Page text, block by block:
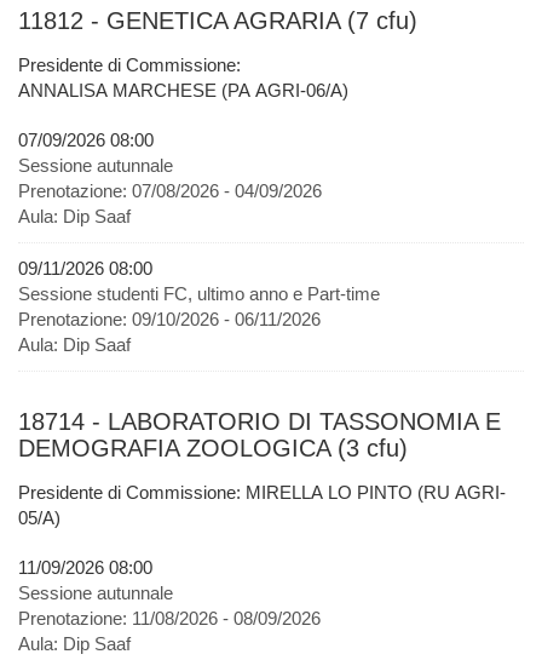
11812 - GENETICA AGRARIA (7 cfu)
Presidente di Commissione:
ANNALISA MARCHESE (PA AGRI-06/A)
07/09/2026 08:00
Sessione autunnale
Prenotazione: 07/08/2026 - 04/09/2026
Aula: Dip Saaf
09/11/2026 08:00
Sessione studenti FC, ultimo anno e Part-time
Prenotazione: 09/10/2026 - 06/11/2026
Aula: Dip Saaf
18714 - LABORATORIO DI TASSONOMIA E
DEMOGRAFIA ZOOLOGICA (3 cfu)
Presidente di Commissione: MIRELLA LO PINTO (RU AGRI-
05/A)
11/09/2026 08:00
Sessione autunnale
Prenotazione: 11/08/2026 - 08/09/2026
Aula: Dip Saaf